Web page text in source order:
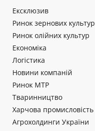
Ексклюзив
Ринок зернових культур
Ринок олійних культур
Економіка
Логістика
Новини компаній
Ринок МТР
Тваринництво
Харчова промисловість
Агрохолдинги України